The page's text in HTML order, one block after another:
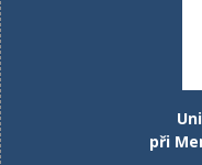
při